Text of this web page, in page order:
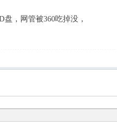
，网管被360吃掉没，